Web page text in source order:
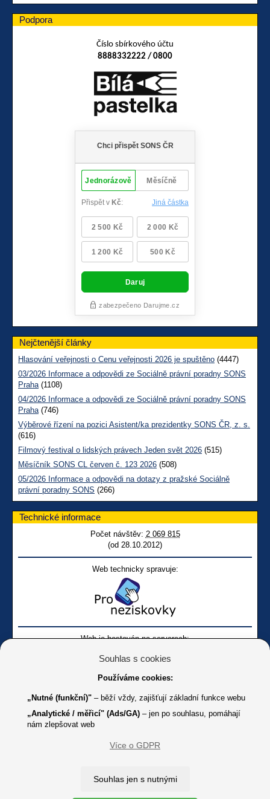
Podpora
Číslo sbírkového účtu
8888332222 / 0800
Nejčtenější články
Hlasování veřejnosti o Cenu veřejnosti 2026 je spuštěno (4447)
03/2026 Informace a odpovědi ze Sociálně právní poradny SONS
Praha(1108)
04/2026 Informace a odpovědi ze Sociálně právní poradny SONS
Praha(746)
Výběrové řízení na pozici Asistent/ka prezidentky SONS ČR, z. s.
(616)
Filmový festival o lidských právech Jeden svět 2026 (515)
Měsíčník SONS CL červen č. 123 2026 (508)
05/2026 Informace a odpovědi na dotazy z pražské Sociálně
právní poradny SONS (266)
Technické informace
Počet návštěv: 2 069 815
(od 28.10.2012)
Web technicky spravuje:
Web je hostován na serverech:
Online
Youtube SONS
K jakémukoliv užití textů a obrázků uvedených na tomto serveru je
Souhlas s cookies
Používáme cookies:
„Nutné (funkční)" – běží vždy, zajišťují základní funkce webu
„Analytické / měřicí" (Ads/GA) – jen po souhlasu, pomáhají
nám zlepšovat web
Více o GDPR
Souhlas jen s nutnými